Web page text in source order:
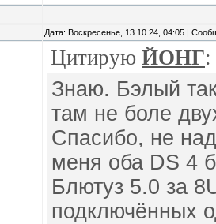
Дата: Воскресенье, 13.10.24, 04:05 |
Цитирую ЙОНГ:
Знаю. Бэлый
там не боле
Спасибо, не
меня оба DS 4
Блютуз 5.0 за
подключённых